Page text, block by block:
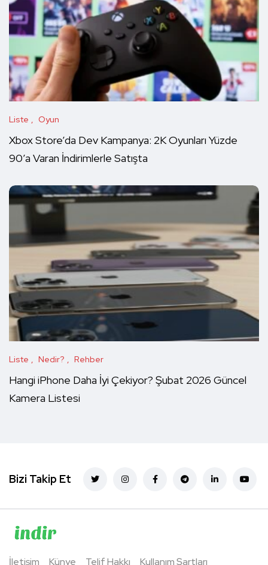
Liste Oyun
Xbox Store’da Dev Kampanya: 2K Oyunları Yüzde
90’a Varan İndirimlerle Satışta
Liste Nedir? Rehber
Hangi iPhone Daha İyi Çekiyor? Şubat 2026 Güncel
Kamera Listesi
Bizi Takip Et
İletişim Künye Telif Hakkı Kullanım Şartları